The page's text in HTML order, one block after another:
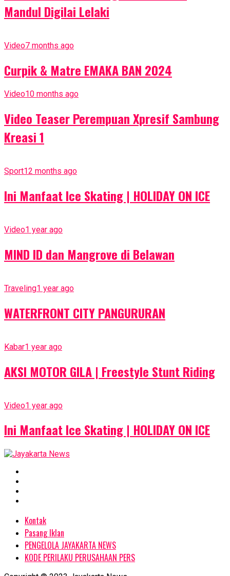
Mandul Digilai Lelaki
Video7 months ago
Curpik & Matre EMAKA BAN 2024
Video10 months ago
Video Teaser Perempuan Xpresif Sambung
Kreasi 1
Sport12 months ago
Ini Manfaat Ice Skating | HOLIDAY ON ICE
Video1 year ago
MIND ID dan Mangrove di Belawan
Traveling1 year ago
WATERFRONT CITY PANGURURAN
Kabar1 year ago
AKSI MOTOR GILA | Freestyle Stunt Riding
Video1 year ago
Ini Manfaat Ice Skating | HOLIDAY ON ICE
Kontak
Pasang Iklan
PENGELOLA JAYAKARTA NEWS
KODE PERILAKU PERUSAHAAN PERS